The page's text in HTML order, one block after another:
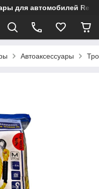
для автомобилей
Автоаксессуары